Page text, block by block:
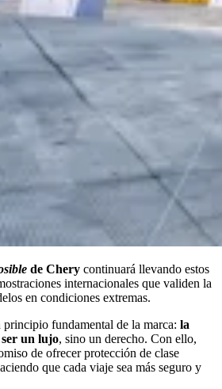
de Chery continuará llevando estos
internacionales que validen la
en condiciones extremas.
fundamental de la marca: la
un lujo, sino un derecho. Con ello,
de ofrecer protección de clase
que cada viaje sea más seguro y